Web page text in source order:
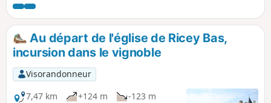
en remontant le cours de la Laignes et
emprunte le tracé de l'ancienne voie
ferrée du "tacot" qui à partir de 1901
reliait les Riceys-Polisot à Cunfin.
Au départ de l'église de Ricey Bas,
incursion dans le vignoble
Visorandonneur
7,47 km
+124 m
-123 m